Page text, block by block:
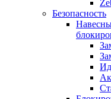
Безопасность